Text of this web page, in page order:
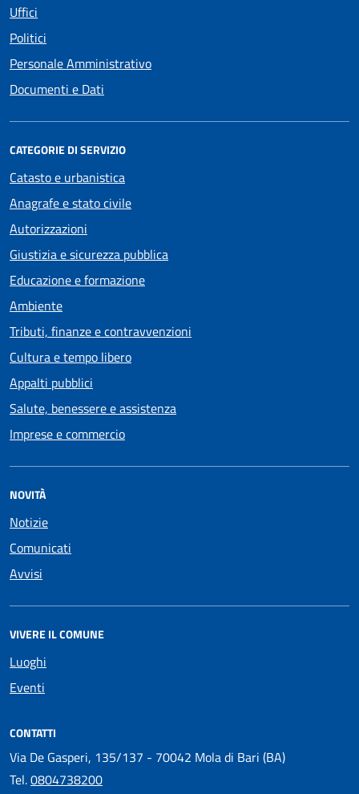
Uffici
Politici
Personale Amministrativo
Documenti e Dati
CATEGORIE DI SERVIZIO
Catasto e urbanistica
Anagrafe e stato civile
Autorizzazioni
Giustizia e sicurezza pubblica
Educazione e formazione
Ambiente
Tributi, finanze e contravvenzioni
Cultura e tempo libero
Appalti pubblici
Salute, benessere e assistenza
Imprese e commercio
NOVITÀ
Notizie
Comunicati
Avvisi
VIVERE IL COMUNE
Luoghi
Eventi
CONTATTI
Via De Gasperi, 135/137 - 70042 Mola di Bari (BA)
Tel.0804738200